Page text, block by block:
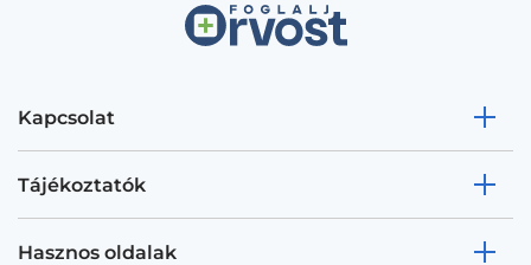
Kapcsolat
Tájékoztatók
Hasznos oldalak